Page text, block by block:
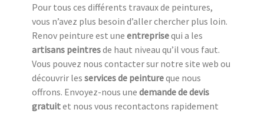
Pour tous ces différents travaux de peintures,
vous n’avez plus besoin d’aller chercher plus loin.
Renov peinture est une entreprisequi a les
artisans peintresde haut niveau qu’il vous faut.
Vous pouvez nous contacter sur notre site web ou
découvrir les services de peintureque nous
offrons. Envoyez-nous une demande de devis
gratuitet nous vous recontactons rapidement